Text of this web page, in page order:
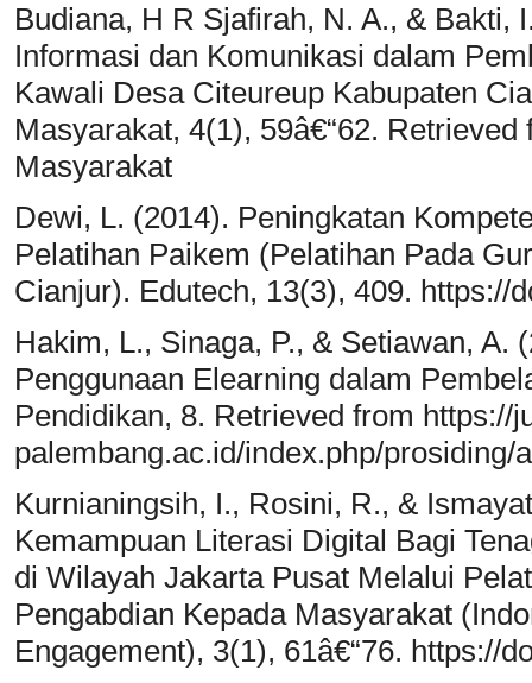
Budiana, H R Sjafirah, N. A., & Bakti,
Informasi dan Komunikasi dalam
Kawali Desa Citeureup Kabupaten
Masyarakat, 4(1), 59â€“62.
Masyarakat
Dewi, L. (2014). Peningkatan
Pelatihan Paikem (Pelatihan Pada
Cianjur). Edutech, 13(3), 409. https://
Hakim, L., Sinaga, P., & Setiawan, A.
Penggunaan Elearning dalam
Pendidikan, 8. Retrieved from https://
palembang.ac.id/index.php/prosiding/
Kurnianingsih, I., Rosini, R., &
Kemampuan Literasi Digital Bagi
di Wilayah Jakarta Pusat Melalui
Pengabdian Kepada Masyarakat
Engagement), 3(1), 61â€“76. https://